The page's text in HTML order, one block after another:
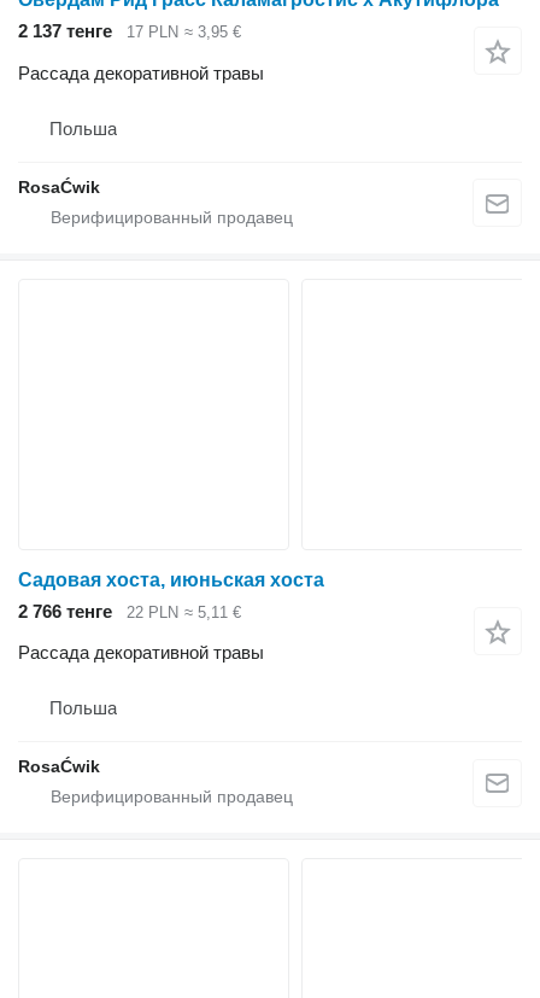
2 137 тенге
17 PLN ≈ 3,95 €
Рассада декоративной травы
Польша
RosaĆwik
Садовая хоста, июньская хоста
2 766 тенге
22 PLN ≈ 5,11 €
Рассада декоративной травы
Польша
RosaĆwik